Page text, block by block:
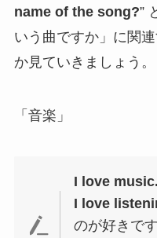
name of the song?”
いう曲ですか」に関
か見ていきましょう。
「音楽」
I love music.
I love
のが好きです